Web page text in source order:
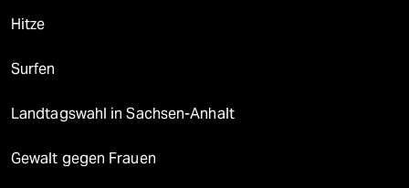
Hitze
Surfen
Landtagswahl in Sachsen-Anhalt
Gewalt gegen Frauen